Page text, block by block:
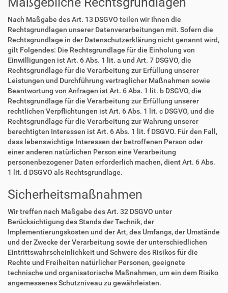
Nach Maßgabe des Art. 13 DSGVO teilen wir Ihnen die
Rechtsgrundlagen unserer Datenverarbeitungen mit. Sofern die
Rechtsgrundlage in der Datenschutzerklärung nicht genannt wird,
gilt Folgendes: Die Rechtsgrundlage für die Einholung von
Einwilligungen ist Art. 6 Abs. 1 lit. a und Art. 7 DSGVO, die
Rechtsgrundlage für die Verarbeitung zur Erfüllung unserer
Leistungen und Durchführung vertraglicher Maßnahmen sowie
Beantwortung von Anfragen ist Art. 6 Abs. 1 lit. b DSGVO, die
Rechtsgrundlage für die Verarbeitung zur Erfüllung unserer
rechtlichen Verpflichtungen ist Art. 6 Abs. 1 lit. c DSGVO, und die
Rechtsgrundlage für die Verarbeitung zur Wahrung unserer
berechtigten Interessen ist Art. 6 Abs. 1 lit. f DSGVO. Für den Fall,
dass lebenswichtige Interessen der betroffenen Person oder
einer anderen natürlichen Person eine Verarbeitung
personenbezogener Daten erforderlich machen, dient Art. 6 Abs.
1 lit. d DSGVO als Rechtsgrundlage.
Sicherheitsmaßnahmen
Wir treffen nach Maßgabe des Art. 32 DSGVO unter
Berücksichtigung des Stands der Technik, der
Implementierungskosten und der Art, des Umfangs, der Umstände
und der Zwecke der Verarbeitung sowie der unterschiedlichen
Eintrittswahrscheinlichkeit und Schwere des Risikos für die
Rechte und Freiheiten natürlicher Personen, geeignete
technische und organisatorische Maßnahmen, um ein dem Risiko
angemessenes Schutzniveau zu gewährleisten.